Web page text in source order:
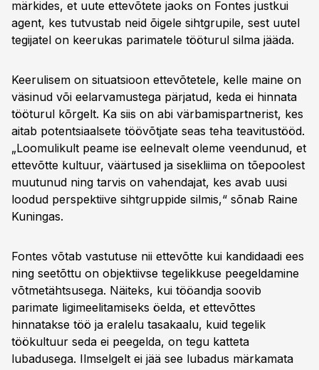
märkides, et uute ettevõtete jaoks on Fontes justkui
agent, kes tutvustab neid õigele sihtgrupile, sest uutel
tegijatel on keerukas parimatele tööturul silma jääda.
Keerulisem on situatsioon ettevõtetele, kelle maine on
väsinud või eelarvamustega pärjatud, keda ei hinnata
tööturul kõrgelt. Ka siis on abi värbamispartnerist, kes
aitab potentsiaalsete töövõtjate seas teha teavitustööd.
„Loomulikult peame ise eelnevalt oleme veendunud, et
ettevõtte kultuur, väärtused ja sisekliima on tõepoolest
muutunud ning tarvis on vahendajat, kes avab uusi
loodud perspektiive sihtgruppide silmis,“ sõnab Raine
Kuningas.
Fontes võtab vastutuse nii ettevõtte kui kandidaadi ees
ning seetõttu on objektiivse tegelikkuse peegeldamine
võtmetähtsusega. Näiteks, kui tööandja soovib
parimate ligimeelitamiseks öelda, et ettevõttes
hinnatakse töö ja eralelu tasakaalu, kuid tegelik
töökultuur seda ei peegelda, on tegu katteta
lubadusega. Ilmselgelt ei jää see lubadus märkamata